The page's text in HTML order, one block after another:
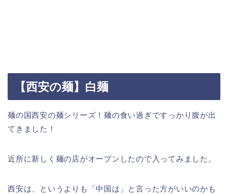
【西安の麺】白麺
麺の国西安の麺シリーズ！麺の食い過ぎですっかり腹が出
てきました！
近所に新しく麺の店がオープンしたので入ってみました。
西安は、というよりも「中国は」と言った方がいいのかも